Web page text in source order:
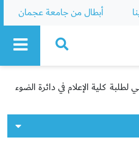
أبطال من جامعة عجمان
لطلبة كلية الإعلام في دائرة الضوء